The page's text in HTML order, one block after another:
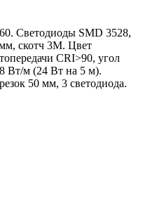
Светодиоды SMD 3528,
скотч 3M. Цвет
CRI>90, угол
Вт/м (24 Вт на 5 м).
50 мм, 3 светодиода.